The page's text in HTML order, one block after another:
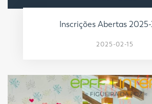
Inscrições Abertas
2025-02-15